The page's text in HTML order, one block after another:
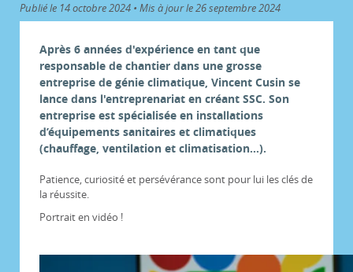
Publié le 14 octobre 2024 • Mis à jour le 26 septembre 2024
Après 6 années d'expérience en tant que
responsable de chantier dans une grosse
entreprise de génie climatique, Vincent Cusin se
lance dans l'entreprenariat en créant SSC. Son
entreprise est spécialisée en installations
d’équipements sanitaires et climatiques
(chauffage, ventilation et climatisation…).
Patience, curiosité et persévérance sont pour lui les clés de
la réussite.
Portrait en vidéo !